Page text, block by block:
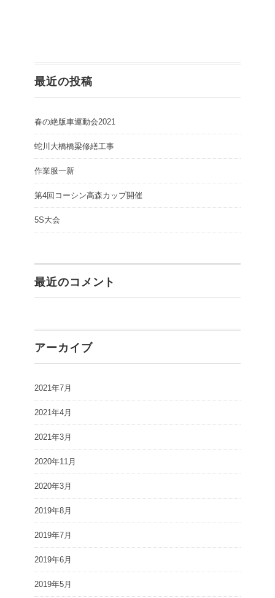
て
く
だ
さ
い
(
い
ウ
ィ
ン
ド
ウ
開
き
ま
す
)
最近の投稿
春の絶版車運動会2021
蛇川大橋橋梁修繕工事
作業服一新
第4回コーシン高森カップ開催
5S大会
最近のコメント
アーカイブ
2021年7月
2021年4月
2021年3月
2020年11月
2020年3月
2019年8月
2019年7月
2019年6月
2019年5月